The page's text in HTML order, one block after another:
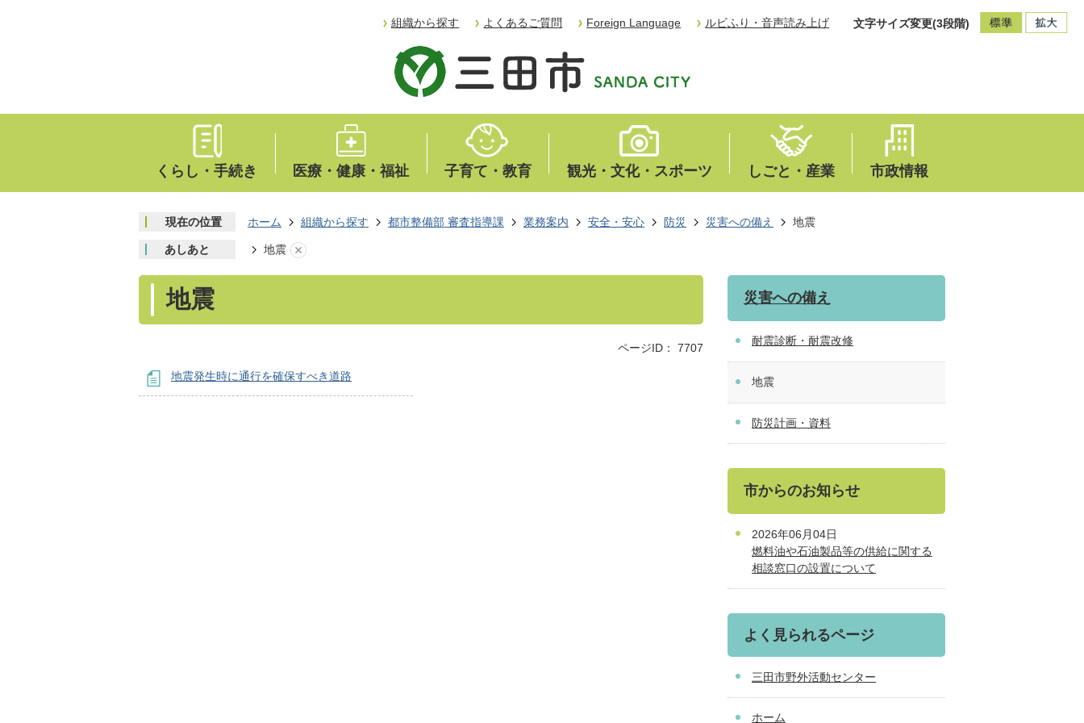
組織から探す よくあるご質問 Foreign Language ルビふり・音声読み上げ 文字サイズ変更(3段階)
くらし・手続き 医療・健康・福祉 子育て・教育 観光・文化・スポーツ しごと・産業 市政情報
現在の位置 ホーム 組織から探す 都市整備部 審査指導課 業務案内 安全・安心 防災 災害への備え 地震
あしあと 地震
地震
ページID： 7707
地震発生時に通行を確保すべき道路
災害への備え
耐震診断・耐震改修
地震
防災計画・資料
市からのお知らせ
2026年06月04日
燃料油や石油製品等の供給に関する
相談窓口の設置について
よく見られるページ
三田市野外活動センター
ホーム